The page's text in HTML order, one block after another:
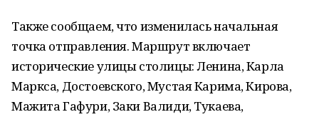
Также сообщаем, что изменилась начальная
точка отправления. Маршрут включает
исторические улицы столицы: Ленина, Карла
Маркса, Достоевского, Мустая Карима, Кирова,
Мажита Гафури, Заки Валиди, Тукаева,